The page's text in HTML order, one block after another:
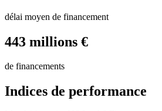
délai moyen de financement
443 millions €
de financements
Indices de performance